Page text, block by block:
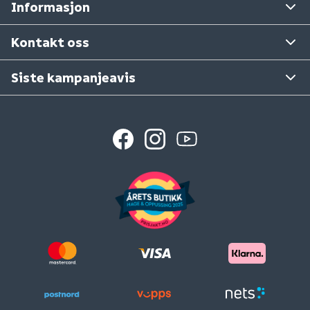
Informasjon
Kontakt oss
Ta gjerne kontakt med varehuset det gjelder.
Se våre varehus
Siste kampanjeavis